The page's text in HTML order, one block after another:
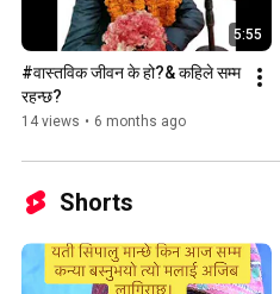
5:55
#वास्तविक जीवन के हो?& कहिले सम्म
रहन्छ?
14 views • 6 months ago
Shorts